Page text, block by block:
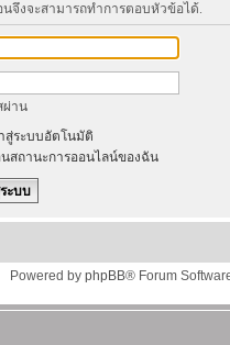
จึงจะสามารถทำการตอบหัวข้อได้.
ผ่าน
สู่ระบบอัตโนมัติ
สถานะการออนไลน์ของฉัน
Powered by phpBB® Forum